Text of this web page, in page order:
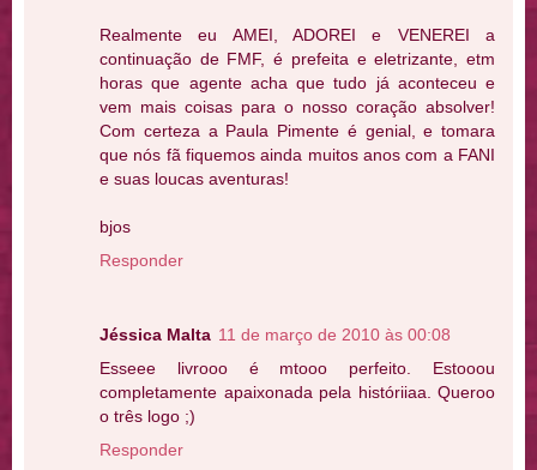
Realmente eu AMEI, ADOREI e VENEREI a
continuação de FMF, é prefeita e eletrizante, etm
horas que agente acha que tudo já aconteceu e
vem mais coisas para o nosso coração absolver!
Com certeza a Paula Pimente é genial, e tomara
que nós fã fiquemos ainda muitos anos com a FANI
e suas loucas aventuras!
bjos
Responder
Jéssica Malta 11 de março de 2010 às 00:08
Esseee livrooo é mtooo perfeito. Estooou
completamente apaixonada pela históriiaa. Queroo
o três logo ;)
Responder